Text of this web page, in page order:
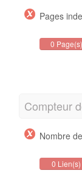
Pages
0 Page(s)
Compteur
Nombre
0 Lien(s)